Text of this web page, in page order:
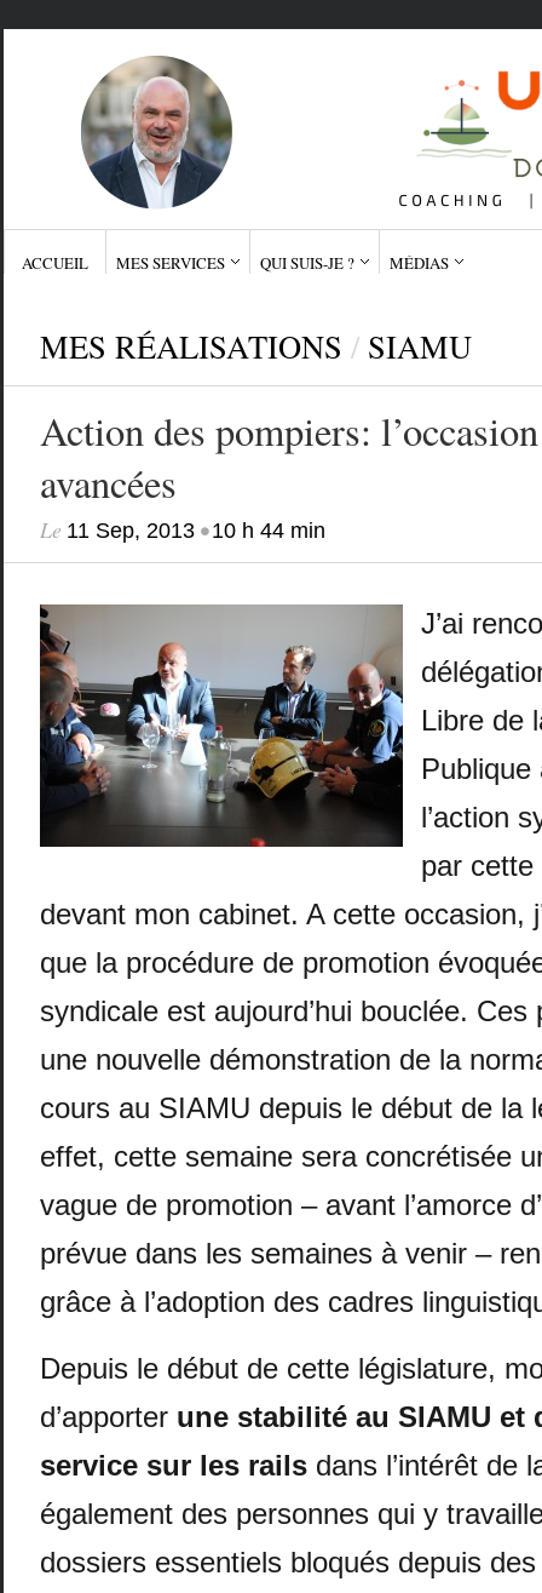
ACCUEIL MES SERVICES QUI SUIS-JE ? MÉDIAS
MES RÉALISATIONS / SIAMU
Action des pompiers:
avancées
Le 11 Sep, 2013•10 h 44 min
J’ai
Libre de
Publique
l’action
par cette
devant mon cabinet. A cette occasion,
que la procédure de promotion
syndicale est aujourd’hui bouclée. Ces
une nouvelle démonstration de la
cours au SIAMU depuis le début de la
effet, cette semaine sera concrétisée
vague de promotion – avant l’amorce
prévue dans les semaines à venir –
grâce à l’adoption des cadres
Depuis le début de cette législature,
d’apporter une stabilité au SIAMU et
service sur les railsdans l’intérêt de
également des personnes qui y
dossiers essentiels bloqués depuis des